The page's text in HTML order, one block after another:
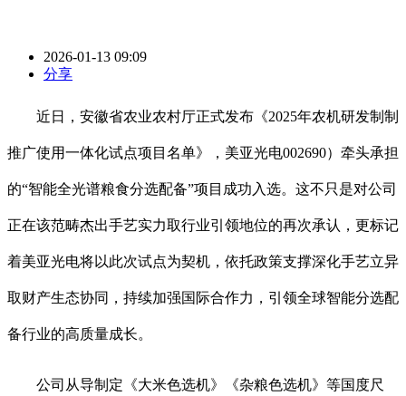
2026-01-13 09:09
分享
近日，安徽省农业农村厅正式发布《2025年农机研发制制
推广使用一体化试点项目名单》，美亚光电002690）牵头承担
的“智能全光谱粮食分选配备”项目成功入选。这不只是对公司
正在该范畴杰出手艺实力取行业引领地位的再次承认，更标记
着美亚光电将以此次试点为契机，依托政策支撑深化手艺立异
取财产生态协同，持续加强国际合作力，引领全球智能分选配
备行业的高质量成长。
公司从导制定《大米色选机》《杂粮色选机》等国度尺